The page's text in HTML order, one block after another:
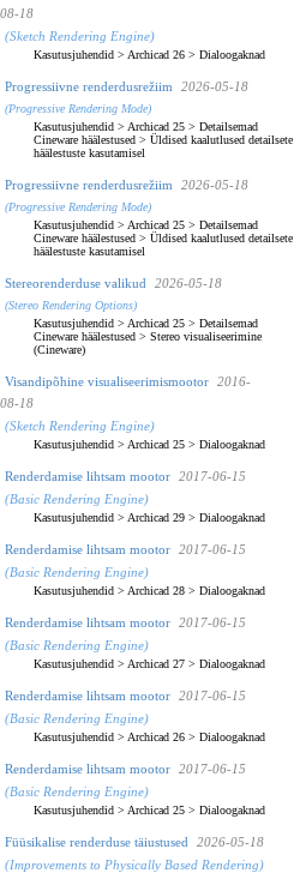
08-18
(Sketch Rendering Engine)
Kasutusjuhendid > Archicad 26 > Dialoogaknad
Progressiivne renderdusrežiim 2026-05-18
(Progressive Rendering Mode)
Kasutusjuhendid > Archicad 25 > Detailsemad
Cineware häälestused > Üldised kaalutlused detailsete
häälestuste kasutamisel
Progressiivne renderdusrežiim 2026-05-18
(Progressive Rendering Mode)
Kasutusjuhendid > Archicad 25 > Detailsemad
Cineware häälestused > Üldised kaalutlused detailsete
häälestuste kasutamisel
Stereorenderduse valikud 2026-05-18
(Stereo Rendering Options)
Kasutusjuhendid > Archicad 25 > Detailsemad
Cineware häälestused > Stereo visualiseerimine
(Cineware)
Visandipõhine visualiseerimismootor
2016-
08-18
(Sketch Rendering Engine)
Kasutusjuhendid > Archicad 25 > Dialoogaknad
Renderdamise lihtsam mootor
2017-06-15
(Basic Rendering Engine)
Kasutusjuhendid > Archicad 29 > Dialoogaknad
Renderdamise lihtsam mootor
2017-06-15
(Basic Rendering Engine)
Kasutusjuhendid > Archicad 28 > Dialoogaknad
Renderdamise lihtsam mootor
2017-06-15
(Basic Rendering Engine)
Kasutusjuhendid > Archicad 27 > Dialoogaknad
Renderdamise lihtsam mootor
2017-06-15
(Basic Rendering Engine)
Kasutusjuhendid > Archicad 26 > Dialoogaknad
Renderdamise lihtsam mootor
2017-06-15
(Basic Rendering Engine)
Kasutusjuhendid > Archicad 25 > Dialoogaknad
Füüsikalise renderduse täiustused
2026-05-18
(Improvements to Physically Based Rendering)